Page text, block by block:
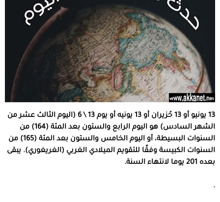
13 يونيو أو 13 حُزيران أو 13 يونيه أو يوم 13 \ 6 (اليوم الثالث عشر من
الشهر السادس) هو اليوم الرابع والستون بعد المئة (164) من
السنوات البسيطة، أو اليوم الخامس والستون بعد المئة (165) من
السنوات الكبيسة وفقًا للتقويم الميلادي الغربي (الغريغوري). يبقى
بعده 201 يوما لانتهاء السنة.
.